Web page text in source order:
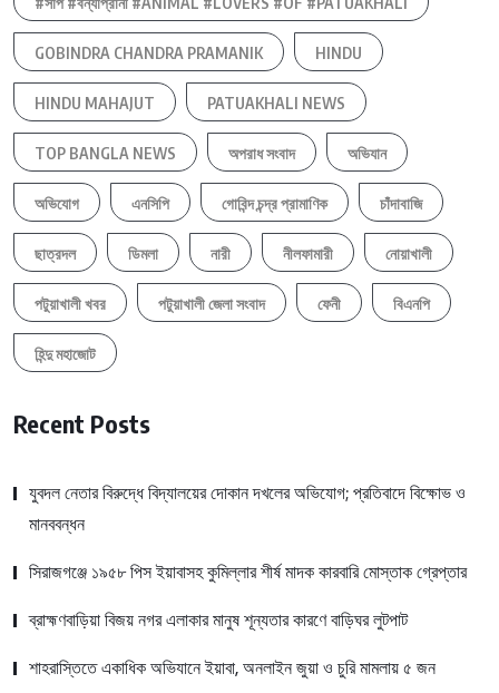
GOBINDRA CHANDRA PRAMANIK HINDU
HINDU MAHAJUT PATUAKHALI NEWS
TOP BANGLA NEWS অপরাধ সংবাদ অভিযান
অভিযোগ এনসিপি গোবিন্দ চন্দ্র প্রামাণিক চাঁদাবাজি
ছাত্রদল ডিমলা নারী নীলফামারী নোয়াখালী
পটুয়াখালী খবর পটুয়াখালী জেলা সংবাদ ফেনী বিএনপি
হিন্দু মহাজোট
Recent Posts
যুবদল নেতার বিরুদ্ধে বিদ্যালয়ের দোকান দখলের অভিযোগ; প্রতিবাদে বিক্ষোভ ও
মানববন্ধন
সিরাজগঞ্জে ১৯৫৮ পিস ইয়াবাসহ কুমিল্লার শীর্ষ মাদক কারবারি মোস্তাক গ্রেপ্তার
ব্রাহ্মণবাড়িয়া বিজয় নগর এলাকার মানুষ শূন্যতার কারণে বাড়িঘর লুটপাট
শাহরাস্তিতে একাধিক অভিযানে ইয়াবা, অনলাইন জুয়া ও চুরি মামলায় ৫ জন